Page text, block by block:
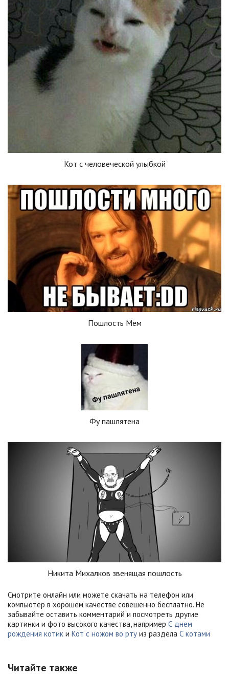
Кот с человеческой улыбкой
Пошлость Мем
Фу пашлятена
Никита Михалков звенящая пошлость
Смотрите онлайн или можете скачать на телефон или
компьютер в хорошем качестве совешенно бесплатно. Не
забывайте оставить комментарий и посмотреть другие
картинки и фото высокого качества, например С днем
рождения котик и Кот с ножом во рту из раздела С котами
Читайте также